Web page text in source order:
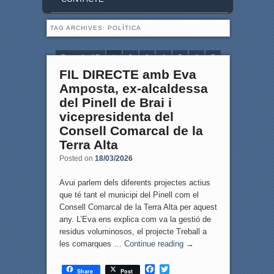
TAG ARCHIVES: POLÍTICA
Page 1 of 7 1 2 3 4 5 6 7
FIL DIRECTE amb Eva
Amposta, ex-alcaldessa
del Pinell de Brai i
vicepresidenta del
Consell Comarcal de la
Terra Alta
Posted on 18/03/2026
Avui parlem dels diferents projectes actius
que té tant el municipi del Pinell com el
Consell Comarcal de la Terra Alta per aquest
any. L’Eva ens explica com va la gestió de
residus voluminosos, el projecte Treball a
les comarques … Continue reading →
Share Post
F
T